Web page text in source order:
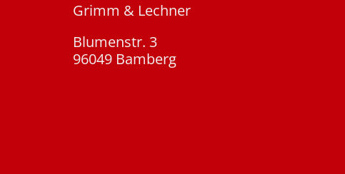
Grimm & Lechner
Blumenstr. 3
96049 Bamberg